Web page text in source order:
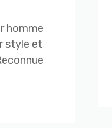
homme
style et